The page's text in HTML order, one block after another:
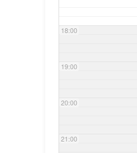
18:00
19:00
20:00
21:00